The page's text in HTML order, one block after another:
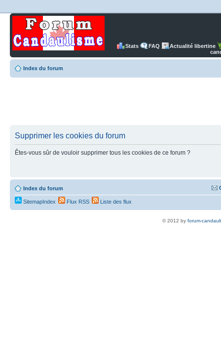
Stats FAQ
Actualité libertine
Index du forum
Supprimer les cookies du forum
Êtes-vous sûr de vouloir supprimer tous les cookies de ce forum ?
Index du forum
SitemapIndex Flux RSS Liste des flux
© 2012 by forum-